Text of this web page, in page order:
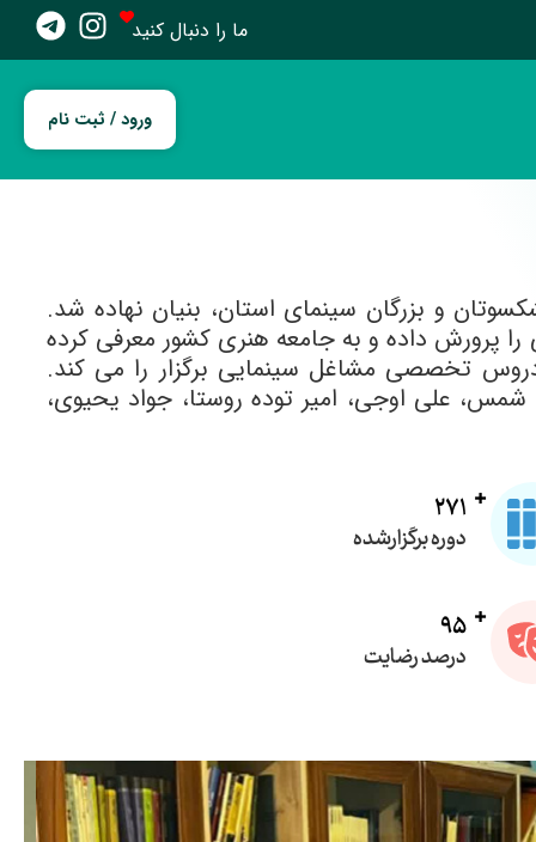
ما را دنبال کنید
ورود / ثبت نام
سال ۱۳۶۴ با همت جمعی از پیشکسوتان و بزرگان سینمای استان، بنیان نهاده شد.
۵ هزار هنرجو و عضو دائمی را پرورش داده و به جامعه هنری کشور معرفی کرده
تخصصی مشاغل سینمایی برگزار را می کند.
علی اوجی، امیر توده روستا، جواد یحیوی،
271
دوره برگزارشده
95
درصد رضایت